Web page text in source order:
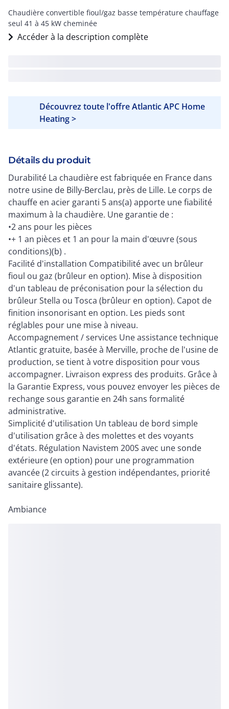
Chaudière convertible fioul/gaz basse température chauffage
seul 41 à 45 kW cheminée
Accéder à la description complète
Découvrez toute l'offre Atlantic APC Home
Heating >
Détails du produit
Durabilité La chaudière est fabriquée en France dans
notre usine de Billy-Berclau, près de Lille. Le corps de
chauffe en acier garanti 5 ans(a) apporte une fiabilité
maximum à la chaudière. Une garantie de :
•2 ans pour les pièces
•+ 1 an pièces et 1 an pour la main d'œuvre (sous
conditions)(b) .
Facilité d'installation Compatibilité avec un brûleur
fioul ou gaz (brûleur en option). Mise à disposition
d'un tableau de préconisation pour la sélection du
brûleur Stella ou Tosca (brûleur en option). Capot de
finition insonorisant en option. Les pieds sont
réglables pour une mise à niveau.
Accompagnement / services Une assistance technique
Atlantic gratuite, basée à Merville, proche de l'usine de
production, se tient à votre disposition pour vous
accompagner. Livraison express des produits. Grâce à
la Garantie Express, vous pouvez envoyer les pièces de
rechange sous garantie en 24h sans formalité
administrative.
Simplicité d'utilisation Un tableau de bord simple
d'utilisation grâce à des molettes et des voyants
d'états. Régulation Navistem 200S avec une sonde
extérieure (en option) pour une programmation
avancée (2 circuits à gestion indépendantes, priorité
sanitaire glissante).
Ambiance